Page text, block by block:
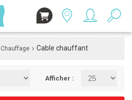
Chauffage Cable chauffant
Afficher :